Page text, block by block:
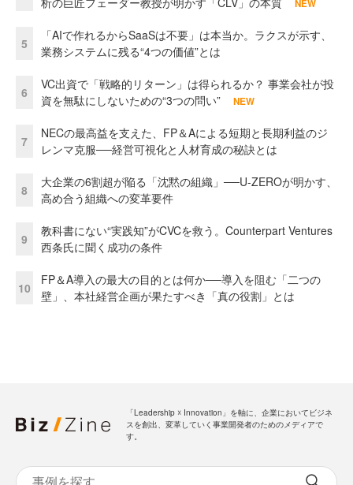
NEW
5
「AIで作れるからSaaSは不要」は本当か。ラクスが示す、
業務システムに残る“4つの価値”とは
6
VC出資で「戦略的リターン」は得られるか？ 事業会社が投
資を無駄にしないための“3つの問い”
NEW
7
NECの最高益を支えた、FP＆Aによる短期と長期利益のジ
レンマ克服──経営可視化と人材育成の秘訣とは
8
大企業の6割超が陥る「沈黙の組織」──U-ZEROが明かす、
高め合う組織への変革要件
9
教科書にない“実践知”がCVCを救う。Counterpart Ventures
西条氏に聞く成功の条件
10
FP＆A導入の最大の目的とは何か──導入を阻む「二つの
壁」、本社経営企画が果たすべき「真の役割」とは
「Leadership ☓ Innovation」を軸に、企業においてビジネ
スを創出、変革していく事業開発者のためのメディアで
す。